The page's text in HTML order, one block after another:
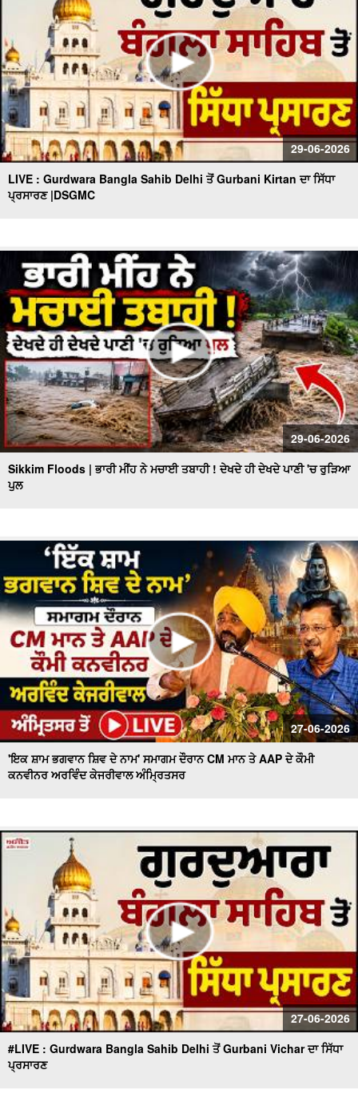
29-06-2026
LIVE : Gurdwara Bangla Sahib Delhi ਤੋਂ Gurbani Kirtan ਦਾ ਸਿੱਧਾ
ਪ੍ਰਸਾਰਣ |DSGMC
29-06-2026
Sikkim Floods | ਭਾਰੀ ਮੀਂਹ ਨੇ ਮਚਾਈ ਤਬਾਹੀ ! ਦੇਖਦੇ ਹੀ ਦੇਖਦੇ ਪਾਣੀ 'ਚ ਰੁੜਿਆ
ਪੁਲ
27-06-2026
'ਇਕ ਸ਼ਾਮ ਭਗਵਾਨ ਸ਼ਿਵ ਦੇ ਨਾਮ' ਸਮਾਗਮ ਦੌਰਾਨ CM ਮਾਨ ਤੇ AAP ਦੇ ਕੌਮੀ
ਕਨਵੀਨਰ ਅਰਵਿੰਦ ਕੇਜਰੀਵਾਲ ਅੰਮ੍ਰਿਤਸਰ
27-06-2026
#LIVE : Gurdwara Bangla Sahib Delhi ਤੋਂ Gurbani Vichar ਦਾ ਸਿੱਧਾ
ਪ੍ਰਸਾਰਣ